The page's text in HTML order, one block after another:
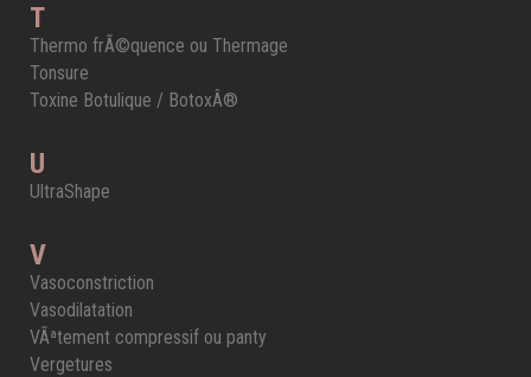
T
Thermo frÃ©quence ou Thermage
Tonsure
Toxine Botulique / BotoxÂ®
U
UltraShape
V
Vasoconstriction
Vasodilatation
VÃªtement compressif ou panty
Vergetures